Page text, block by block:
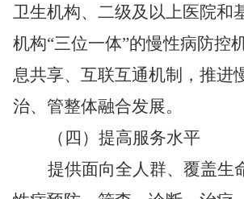
卫生机构、二级及以上医院和
机构“三位一体”的慢性病防控
息共享、互联互通机制，推进
治、管整体融合发展。
（四）提高服务水平
提供面向全人群、覆盖生